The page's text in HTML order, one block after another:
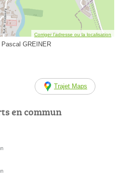
Corriger l’adresse ou la localisation
GREINER
Trajet Maps
en commun